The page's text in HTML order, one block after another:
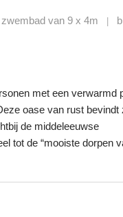
van 9 x 4m
met een verwarmd
oase van rust bevindt
de middeleeuwse
tot de “mooiste dorpen